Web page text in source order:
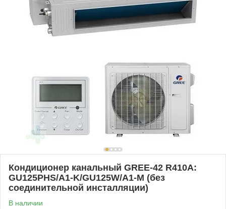
Кондиционер канальный GREE-42 R410A:
GU125PHS/A1-K/GU125W/A1-M (без
соединительной инсталляции)
В наличии